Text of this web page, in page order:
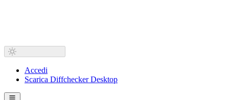
Accedi
Scarica Diffchecker Desktop